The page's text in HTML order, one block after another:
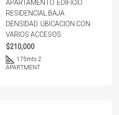
APARTAMENTO. EDIFICIO
RESIDENCIAL BAJA
DENSIDAD. UBICACION CON
VARIOS ACCESOS.
$210,000
175mts 2
APARTMENT